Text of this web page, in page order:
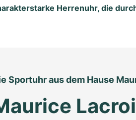
Herrenuhr, die
Sportuhr aus dem Hause